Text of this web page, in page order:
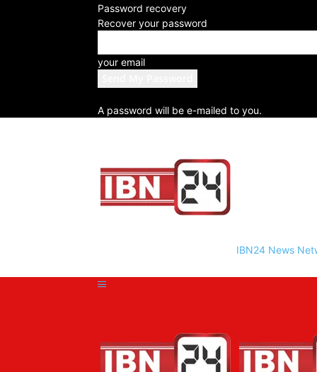
Password recovery
Recover your password
your email
A password will be e-mailed to you.
IBN24 News